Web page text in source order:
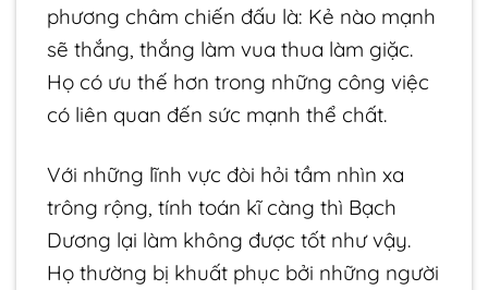
phương châm chiến đấu là: Kẻ nào mạnh
sẽ thắng, thắng làm vua thua làm giặc.
Họ có ưu thế hơn trong những công việc
có liên quan đến sức mạnh thể chất.
Với những lĩnh vực đòi hỏi tầm nhìn xa
trông rộng, tính toán kĩ càng thì Bạch
Dương lại làm không được tốt như vậy.
Họ thường bị khuất phục bởi những người